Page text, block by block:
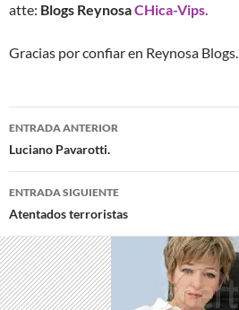
atte: Blogs ReynosaCHica-Vips.
Gracias por confiar en Reynosa Blogs.
Navegación
de
entradas
ENTRADA ANTERIOR
Luciano Pavarotti.
ENTRADA SIGUIENTE
Atentados terroristas